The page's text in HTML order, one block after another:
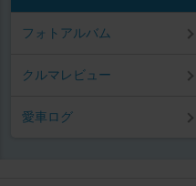
フォトアルバム
クルマレビュー
愛車ログ